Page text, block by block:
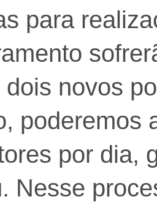
para
dois novos
poderemos
por dia,
Nesse